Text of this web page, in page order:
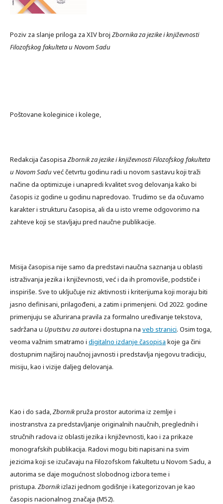
Poziv za slanje priloga za XIV broj Zbornika za jezike i književnosti
Filozofskog fakulteta u Novom Sadu
Poštovane koleginice i kolege,
Redakcija časopisa Zbornik za jezike i književnosti Filozofskog fakulteta
u Novom Sadu već četvrtu godinu radi u novom sastavu koji traži
načine da optimizuje i unapredi kvalitet svog delovanja kako bi
časopis iz godine u godinu napredovao. Trudimo se da očuvamo
karakter i strukturu časopisa, ali da u isto vreme odgovorimo na
zahteve koji se stavljaju pred naučne publikacije.
Misija časopisa nije samo da predstavi naučna saznanja u oblasti
istraživanja jezika i književnosti, već i da ih promoviše, podstiče i
inspiriše. Sve to uključuje niz aktivnosti i kriterijuma koji moraju biti
jasno definisani, prilagođeni, a zatim i primenjeni. Od 2022. godine
primenjuju se ažurirana pravila za formalno uređivanje tekstova,
sadržana u Uputstvu za autorei dostupna na veb stranici. Osim toga,
veoma važnim smatramo i digitalno izdanje časopisa koje ga čini
dostupnim najširoj naučnoj javnosti i predstavlja njegovu tradiciju,
misiju, kao i vizije daljeg delovanja.
Kao i do sada,Zbornikpruža prostor autorima iz zemlјe i
inostranstva za predstavlјanje originalnih naučnih, preglednih i
stručnih radova iz oblasti jezika i književnosti, kao i za prikaze
monografskih publikacija. Radovi mogu biti napisani na svim
jezicima koji se izučavaju na Filozofskom fakultetu u Novom Sadu, a
autorima se daje mogućnost slobodnog izbora teme i
pristupa. Zbornikizlazi jednom godišnje i kategorizovan je kao
časopis nacionalnog značaja (M52).